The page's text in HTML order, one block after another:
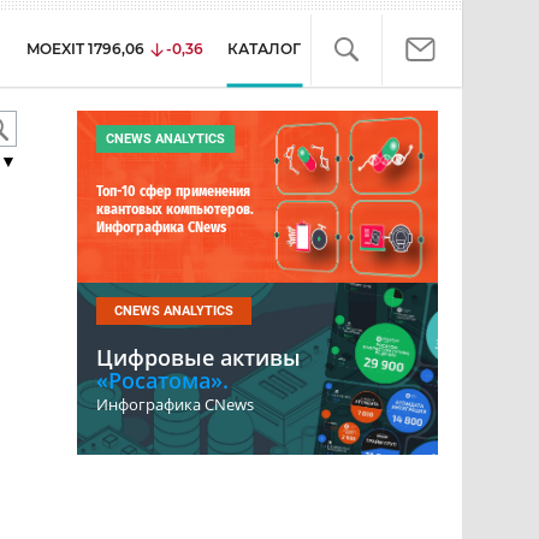
MOEXIT 1796,06 -0,36 КАТАЛОГ
CNEWS ANALYTICS
Топ-10 сфер применения
квантовых компьютеров.
Инфографика CNews
CNEWS ANALYTICS
Цифровые активы
«Росатома».
Инфографика CNews